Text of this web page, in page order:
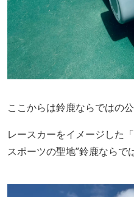
ここからは鈴鹿ならではの
レースカーをイメージした
スポーツの聖地”鈴鹿ならで